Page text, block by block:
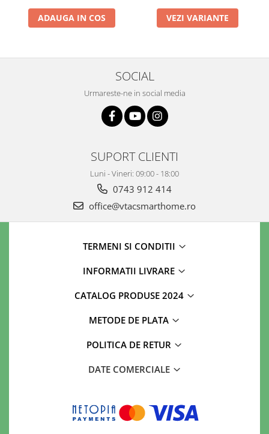
ADAUGA IN COS VEZI VARIANTE
SOCIAL
Urmareste-ne in social media
SUPORT CLIENTI
Luni - Vineri: 09:00 - 18:00
0743 912 414
office@vtacsmarthome.ro
TERMENI SI CONDITII
INFORMATII LIVRARE
CATALOG PRODUSE 2024
METODE DE PLATA
POLITICA DE RETUR
DATE COMERCIALE